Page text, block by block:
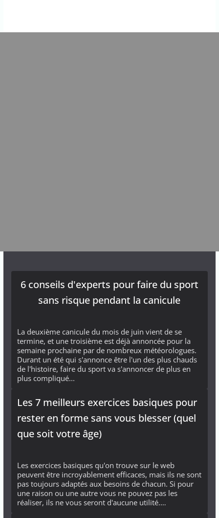
6 conseils d'experts pour faire du sport
sans risque pendant la canicule
La deuxième canicule du mois de juin vient de se
termine, et une troisième est déjà annoncée pour la
semaine prochaine par de nombreux météorologues.
Durant un été qui s'annonce être l'un des plus chauds
de l'histoire, faire du sport va s'annoncer de plus en
plus compliqué...
Les 7 meilleurs exercices basiques pour
rester en forme sans vous blesser (quel
que soit votre âge)
Les exercices basiques qu'on trouve sur le web
peuvent être incroyablement efficaces, mais ils ne sont
pas toujours adaptés aux besoins de chacun. Si pour
une raison ou une autre vous ne pouvez pas les
réaliser, ils ne vous seront d'aucune utilité.…